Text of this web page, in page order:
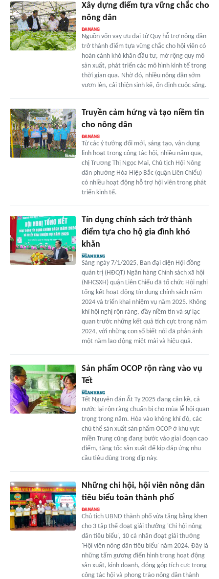
Xây dựng điểm tựa vững chắc cho
nông dân
Nguồn vốn vay ưu đãi từ Quỹ hỗ trợ nông dân
trở thành điểm tựa vững chắc cho hội viên có
hoàn cảnh khó khăn đầu tư, mở rộng quy mô
sản xuất, phát triển các mô hình kinh tế trong
thời gian qua. Nhờ đó, nhiều nông dân sớm
vươn lên, cải thiện sinh kế, ổn định cuộc sống.
Truyền cảm hứng và tạo niềm tin
cho nông dân
Từ các ý tưởng đổi mới, sáng tạo, vận dụng
linh hoạt trong công tác hội, nhiều năm qua,
chị Trương Thị Ngọc Mai, Chủ tịch Hội Nông
dân phường Hòa Hiệp Bắc (quận Liên Chiểu)
có nhiều hoạt động hỗ trợ hội viên trong phát
triển kinh tế.
Tín dụng chính sách trở thành
điểm tựa cho hộ gia đình khó
khăn
Sáng ngày 7/1/2025, Ban đại diện Hội đồng
quản trị (HĐQT) Ngân hàng Chính sách xã hội
(NHCSXH) quận Liên Chiểu đã tổ chức Hội nghị
tổng kết hoạt động tín dụng chính sách năm
2024 và triển khai nhiệm vụ năm 2025. Không
khí hội nghị rộn ràng, đầy niềm tin và sự lạc
quan trước những kết quả tích cực trong năm
2024, với những con số biết nói đã phản ánh
một năm lao động miệt mài và hiệu quả.
Sản phẩm OCOP rộn ràng vào vụ
Tết
Tết Nguyên đán Ất Tỵ 2025 đang cận kề, cả
nước lại rộn ràng chuẩn bị cho mùa lễ hội quan
trọng trong năm. Hòa vào không khí đó, các
chủ thể sản xuất sản phẩm OCOP ở khu vực
miền Trung cũng đang bước vào giai đoạn cao
điểm, tăng tốc sản xuất để kịp đáp ứng nhu
cầu tiêu dùng trong dịp này.
Những chi hội, hội viên nông dân
tiêu biểu toàn thành phố
Chủ tịch UBND thành phố vừa tặng bằng khen
cho 3 tập thể đoạt giải thưởng 'Chi hội nông
dân tiêu biểu', 10 cá nhân đoạt giải thưởng
'Hội viên nông dân tiêu biểu' năm 2024. Đây là
những tấm gương điển hình trong hoạt động
sản xuất, kinh doanh, đóng góp tích cực trong
công tác hội và phong trào nông dân thành